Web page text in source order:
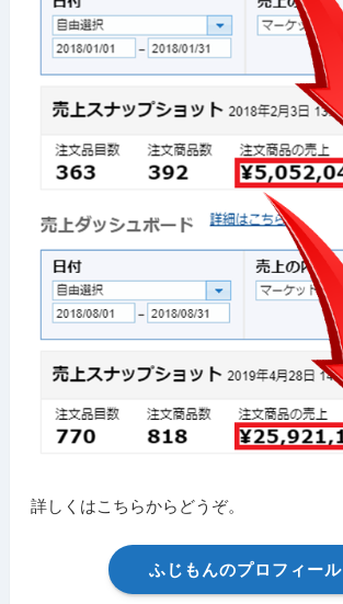
詳しくはこちらからどうぞ。
ふじもんのプロフィール